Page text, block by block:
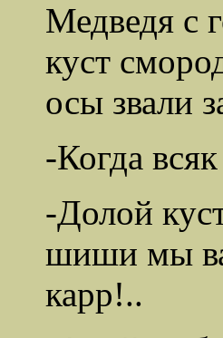
Медведя с
куст
осы звали
-Когда
-Долой
шиши мы
карр!..